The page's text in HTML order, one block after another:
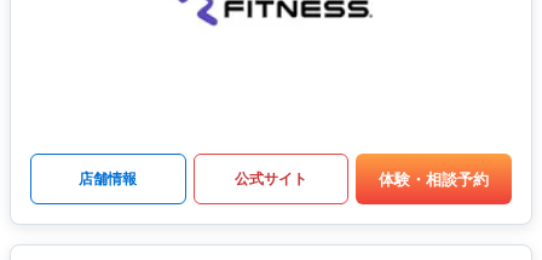
店舗情報 公式サイト 体験・相談予約